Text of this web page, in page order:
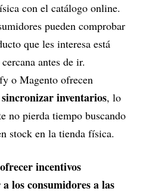
con el catálogo online.
pueden comprobar
que les interesa está
antes de ir.
o Magento ofrecen
sincronizar inventarios, lo
no pierda tiempo buscando
stock en la tienda física.
ofrecer incentivos
los consumidores a las